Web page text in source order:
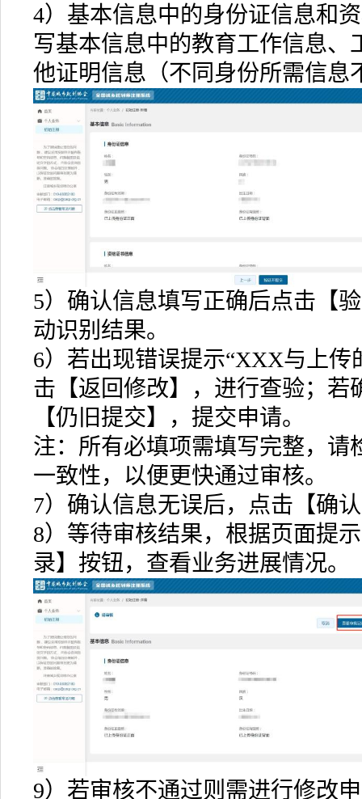
4）基本信息中的身份证信息和
写基本信息中的教育工作信息、
他证明信息（不同身份所需信息
5）确认信息填写正确后点击【
动识别结果。
6）若出现错误提示“XXX与上
击【返回修改】，进行查验；若
【仍旧提交】，提交申请。
注：所有必填项需填写完整，请
一致性，以便更快通过审核。
7）确认信息无误后，点击【确
8）等待审核结果，根据页面提
录】按钮，查看业务进展情况。
9）若审核不通过则需进行修改